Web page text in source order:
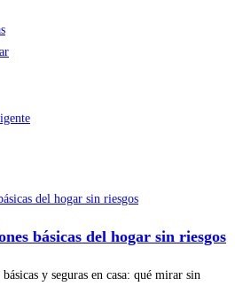
básicas del hogar sin riesgos
y seguras en casa: qué mirar sin